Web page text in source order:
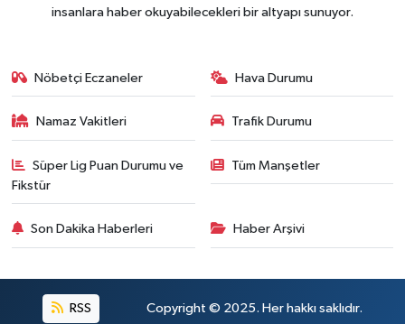
insanlara haber okuyabilecekleri bir altyapı sunuyor.
Nöbetçi Eczaneler Hava Durumu
Namaz Vakitleri Trafik Durumu
Süper Lig Puan Durumu ve
Fikstür
Tüm Manşetler
Son Dakika Haberleri Haber Arşivi
RSS Copyright © 2025. Her hakkı saklıdır.